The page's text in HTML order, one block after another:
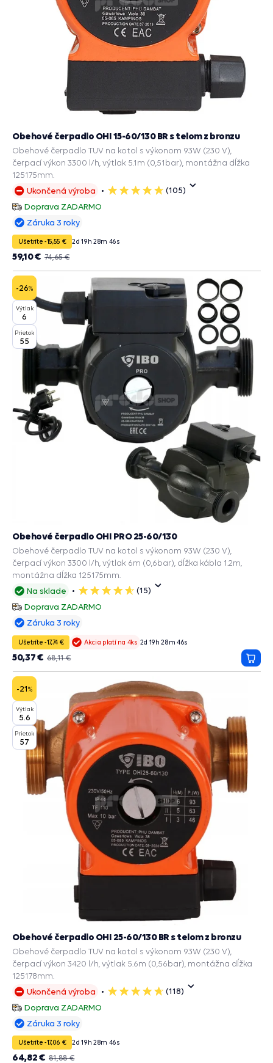
Ukončená výroba
5
(105)
Doprava ZADARMO
Obehové čerpadlo OHI 15-60/130 BR s telom z bronzu
Obehové čerpadlo TUV na kotol s výkonom 93W (230 V),
čerpací výkon 3300 l/h, výtlak 5.1m (0,51bar), montážna dĺžka
125175mm.
Záruka 3 roky
Ušetríte -15,55 € 2d 19h 28m 45s
74,65 €
59,10 €
-26%
Výtlak
6
Prietok
55
Na sklade
5
hviezdičiek
(15)
Doprava ZADARMO
Obehové čerpadlo OHI PRO 25-60/130
Obehové čerpadlo TUV na kotol s výkonom 93W (230 V),
čerpací výkon 3300 l/h, výtlak 6m (0,6bar), dĺžka kábla 1.2m,
montážna dĺžka 125175mm.
Záruka 3 roky
Ušetríte -17,74 € Akcia platí na 4ks 2d 19h 28m 45s
68,11 €
50,37 €
do
-21%
Výtlak
5.6
Prietok
57
Ukončená výroba
5
(118)
Doprava ZADARMO
Obehové čerpadlo OHI 25-60/130 BR s telom z bronzu
Obehové čerpadlo TUV na kotol s výkonom 93W (230 V),
čerpací výkon 3420 l/h, výtlak 5.6m (0,56bar), montážna dĺžka
125178mm.
Záruka 3 roky
Ušetríte -17,06 € 2d 19h 28m 45s
81,88 €
64,82 €